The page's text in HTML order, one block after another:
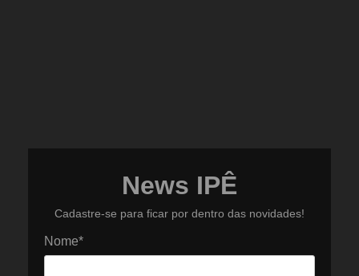
News IPÊ
Cadastre-se para ficar por dentro das novidades!
Nome*